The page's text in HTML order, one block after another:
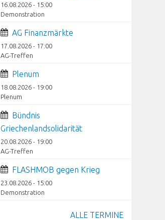
16.08.2026 - 15:00
Demonstration
AG Finanzmärkte
17.08.2026 - 17:00
AG-Treffen
Plenum
18.08.2026 - 19:00
Plenum
Bündnis
Griechenlandsolidarität
20.08.2026 - 19:00
AG-Treffen
FLASHMOB gegen Krieg
23.08.2026 - 15:00
Demonstration
ALLE TERMINE